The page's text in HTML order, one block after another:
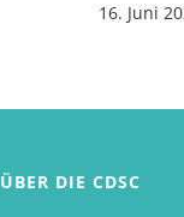
16. Juni
ÜBER DIE CDSC